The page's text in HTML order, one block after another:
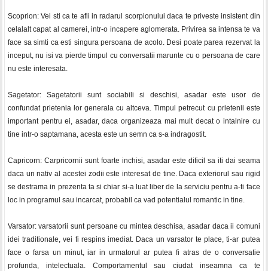
Scoprion: Vei sti ca te afli in radarul scorpionului daca te priveste insistent din
celalalt capat al camerei, intr-o incapere aglomerata. Privirea sa intensa te va
face sa simti ca esti singura persoana de acolo. Desi poate parea rezervat la
inceput, nu isi va pierde timpul cu conversatii marunte cu o persoana de care
nu este interesata.
Sagetator: Sagetatorii sunt sociabili si deschisi, asadar este usor de
confundat prietenia lor generala cu altceva. Timpul petrecut cu prietenii este
important pentru ei, asadar, daca organizeaza mai mult decat o intalnire cu
tine intr-o saptamana, acesta este un semn ca s-a indragostit.
Capricorn: Carpricornii sunt foarte inchisi, asadar este dificil sa iti dai seama
daca un nativ al acestei zodii este interesat de tine. Daca exteriorul sau rigid
se destrama in prezenta ta si chiar si-a luat liber de la serviciu pentru a-ti face
loc in programul sau incarcat, probabil ca vad potentialul romantic in tine.
Varsator: varsatorii sunt persoane cu mintea deschisa, asadar daca ii comuni
idei traditionale, vei fi respins imediat. Daca un varsator te place, ti-ar putea
face o farsa un minut, iar in urmatorul ar putea fi atras de o conversatie
profunda, intelectuala. Comportamentul sau ciudat inseamna ca te